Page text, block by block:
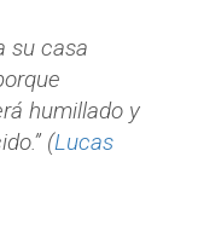
su casa
humillado y
(Lucas